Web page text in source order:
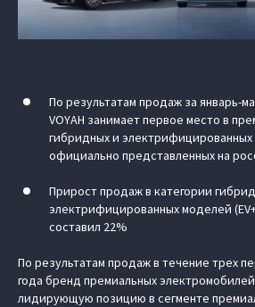
По результатам продаж за январь-
VOYAH занимает первое место в
гибридных и электрифицированных
официально представленных на
Прирост продаж в категории
электрифицированных моделей
составил 22%
По результатам продаж в течение трех
года бренд премиальных электромобилей
лидирующую позицию в сегменте